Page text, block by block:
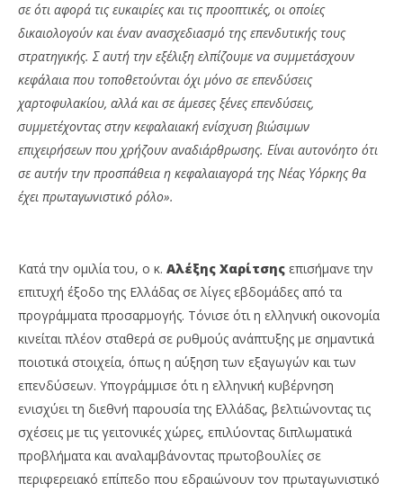
σε ότι αφορά τις ευκαιρίες και τις προοπτικές, οι οποίες
δικαιολογούν και έναν ανασχεδιασμό της επενδυτικής τους
στρατηγικής. Σ αυτή την εξέλιξη ελπίζουμε να συμμετάσχουν
κεφάλαια που τοποθετούνται όχι μόνο σε επενδύσεις
χαρτοφυλακίου, αλλά και σε άμεσες ξένες επενδύσεις,
συμμετέχοντας στην κεφαλαιακή ενίσχυση βιώσιμων
επιχειρήσεων που χρήζουν αναδιάρθρωσης. Είναι αυτονόητο ότι
σε αυτήν την προσπάθεια η κεφαλαιαγορά της Νέας Υόρκης θα
έχει πρωταγωνιστικό ρόλο».
Κατά την ομιλία του, ο κ. Αλέξης Χαρίτσης επισήμανε την
επιτυχή έξοδο της Ελλάδας σε λίγες εβδομάδες από τα
προγράμματα προσαρμογής. Τόνισε ότι η ελληνική οικονομία
κινείται πλέον σταθερά σε ρυθμούς ανάπτυξης με σημαντικά
ποιοτικά στοιχεία, όπως η αύξηση των εξαγωγών και των
επενδύσεων. Υπογράμμισε ότι η ελληνική κυβέρνηση
ενισχύει τη διεθνή παρουσία της Ελλάδας, βελτιώνοντας τις
σχέσεις με τις γειτονικές χώρες, επιλύοντας διπλωματικά
προβλήματα και αναλαμβάνοντας πρωτοβουλίες σε
περιφερειακό επίπεδο που εδραιώνουν τον πρωταγωνιστικό